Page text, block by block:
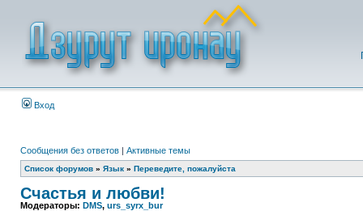
Вход
Сообщения без ответов | Активные темы
Список форумов » Язык » Переведите, пожалуйста
Счастья и любви!
Модераторы: DMS, urs_syrx_bur